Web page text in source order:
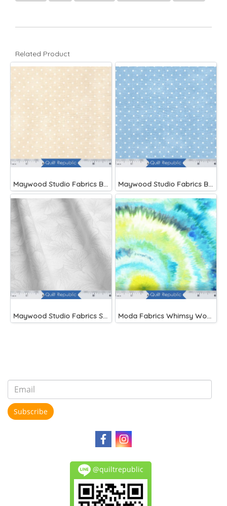
Related Product
Maywood Studio Fabrics Beautiful Basics Maywood Studio Fabrics Beautiful Basics Blue
Maywood Studio Fabrics Solitaire Whites Moda Fabrics Whimsy Wonderland Shakedown Street Spiral Breeze
Subscribe
@quiltrepublic